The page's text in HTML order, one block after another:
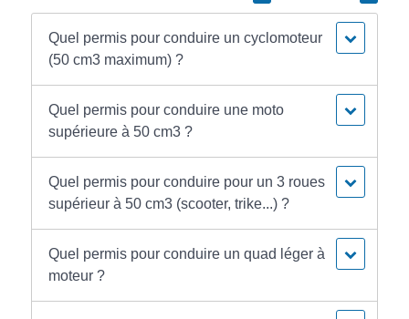
Quel permis pour conduire un cyclomoteur
(50 cm3 maximum) ?
Quel permis pour conduire une moto
supérieure à 50 cm3 ?
Quel permis pour conduire pour un 3 roues
supérieur à 50 cm3 (scooter, trike...) ?
Quel permis pour conduire un quad léger à
moteur ?